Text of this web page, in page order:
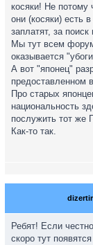
косяки! Не потому
они (косяки) есть
заплатят, за поиск
Мы тут всем
оказывается
А вот "японец"
предоставленном
Про старых
национальность
послужить тот же
Как-то так.
dizertir
Ребят! Если
скоро тут